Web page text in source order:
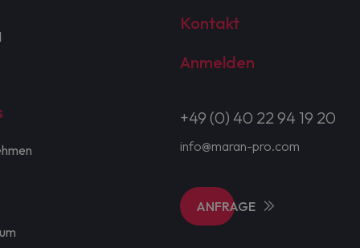
Kontakt
Anmelden
+49 (0) 40 22 94 19 20
info@maran-pro.com
ANFRAGE